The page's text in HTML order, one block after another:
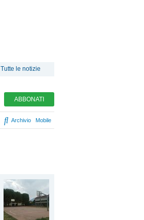
Tutte le notizie
ABBONATI
Archivio Mobile